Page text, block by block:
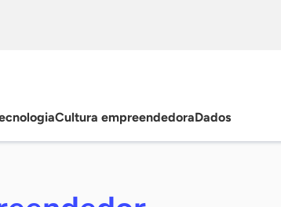
Cultura empreendedoraDados